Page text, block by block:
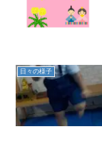
日々の様子